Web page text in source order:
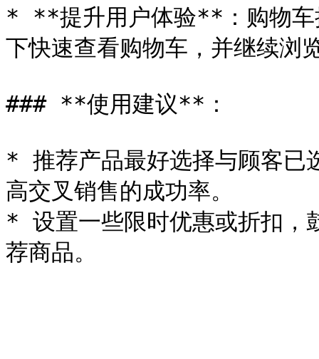
* **提升用户体验**：购物车
下快速查看购物车，并继续浏
### **使用建议**：
* 推荐产品最好选择与顾客已
高交叉销售的成功率。
* 设置一些限时优惠或折扣，